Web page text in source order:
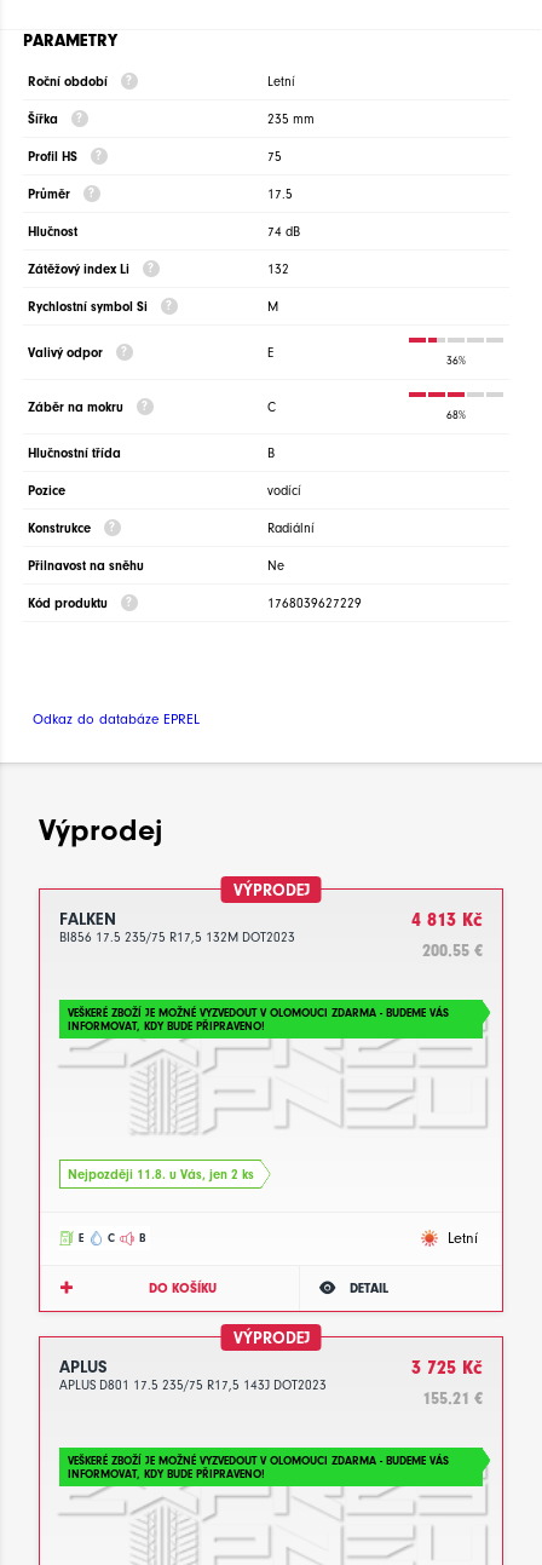
PARAMETRY
Roční období Letní
Šířka 235 mm
Profil HS 75
Průměr 17.5
Hlučnost 74 dB
Zátěžový index Li 132
Rychlostní symbol Si M
Valivý odpor E
36%
Záběr na mokru C
68%
Hlučnostní třída B
Pozice vodící
Konstrukce Radiální
Přilnavost na sněhu Ne
Kód produktu 1768039627229
Odkaz do databáze EPREL
Výprodej
VÝPRODEJ
FALKEN
BI856 17.5 235/75 R17,5 132M DOT2023
4 813 Kč
200.55 €
VEŠKERÉ ZBOŽÍ JE MOŽNÉ VYZVEDOUT V OLOMOUCI ZDARMA - BUDEME VÁS
INFORMOVAT, KDY BUDE PŘIPRAVENO!
Nejpozději 11.8. u Vás, jen 2 ks
E C B Letní
DO KOŠÍKU DETAIL
VÝPRODEJ
APLUS
APLUS D801 17.5 235/75 R17,5 143J DOT2023
3 725 Kč
155.21 €
VEŠKERÉ ZBOŽÍ JE MOŽNÉ VYZVEDOUT V OLOMOUCI ZDARMA - BUDEME VÁS
INFORMOVAT, KDY BUDE PŘIPRAVENO!